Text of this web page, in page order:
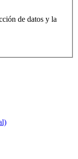
de datos y la